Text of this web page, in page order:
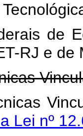
de
RJ e de
Lei nº